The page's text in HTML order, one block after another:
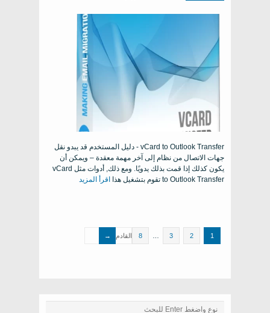
vCard to Outlook Transfer - دليل المستخدم قد يبدو نقل
جهات الاتصال من نظام إلى آخر مهمة معقدة – ويمكن أن
يكون كذلك إذا قمت بذلك يدويًا. ومع ذلك, أدوات مثل vCard
to Outlook Transfer تقوم بتشغيل هذا
اقرأ المزيد
1
2
3
8 القادم